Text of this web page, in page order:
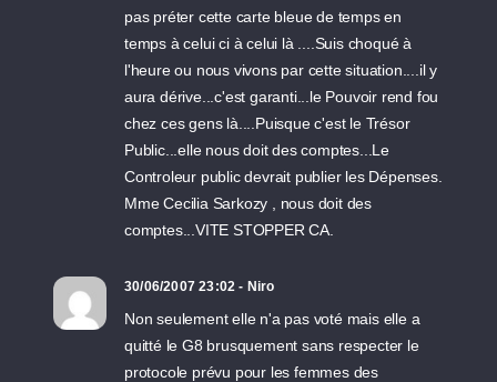
pas préter cette carte bleue de temps en
temps à celui ci à celui là ....Suis choqué à
l'heure ou nous vivons par cette situation....il y
aura dérive...c'est garanti...le Pouvoir rend fou
chez ces gens là....Puisque c'est le Trésor
Public...elle nous doit des comptes...Le
Controleur public devrait publier les Dépenses.
Mme Cecilia Sarkozy , nous doit des
comptes...VITE STOPPER CA.
30/06/2007 23:02 - Niro
Non seulement elle n'a pas voté mais elle a
quitté le G8 brusquement sans respecter le
protocole prévu pour les femmes des